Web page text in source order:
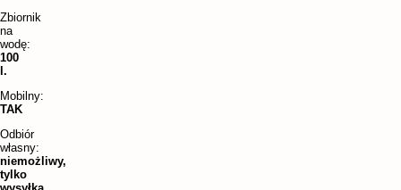
Zbiornik
na
wodę:
100
l.
Mobilny:
TAK
Odbiór
własny:
niemożliwy,
tylko